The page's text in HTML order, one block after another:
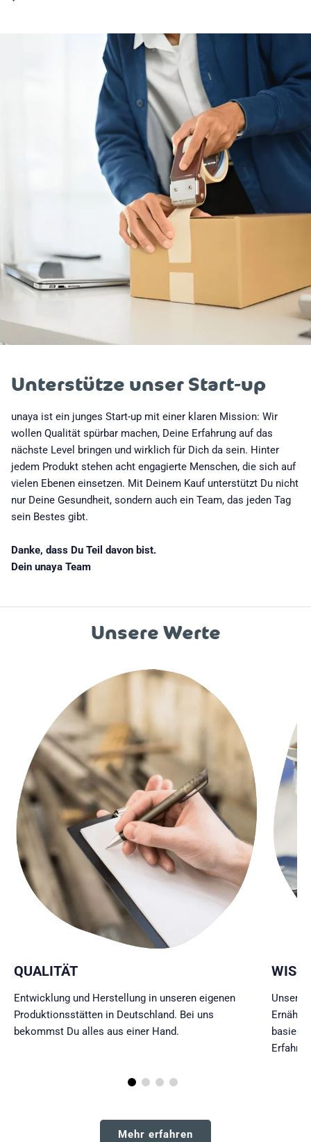
Unterstütze unser Start-up
unaya ist ein junges Start-up mit einer klaren Mission: Wir
wollen Qualität spürbar machen, Deine Erfahrung auf das
nächste Level bringen und wirklich für Dich da sein. Hinter
jedem Produkt stehen acht engagierte Menschen, die sich auf
vielen Ebenen einsetzen. Mit Deinem Kauf unterstützt Du nicht
nur Deine Gesundheit, sondern auch ein Team, das jeden Tag
sein Bestes gibt.
Danke, dass Du Teil davon bist.
Dein unaya Team
Unsere Werte
QUALITÄT
Entwicklung und Herstellung in unseren eigenen
Produktionsstätten in Deutschland. Bei uns
bekommst Du alles aus einer Hand.
Unsere
Mehr erfahren